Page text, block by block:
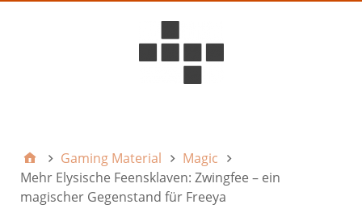
Gaming Material
Magic
Mehr Elysische Feensklaven: Zwingfee – ein
magischer Gegenstand für Freeya